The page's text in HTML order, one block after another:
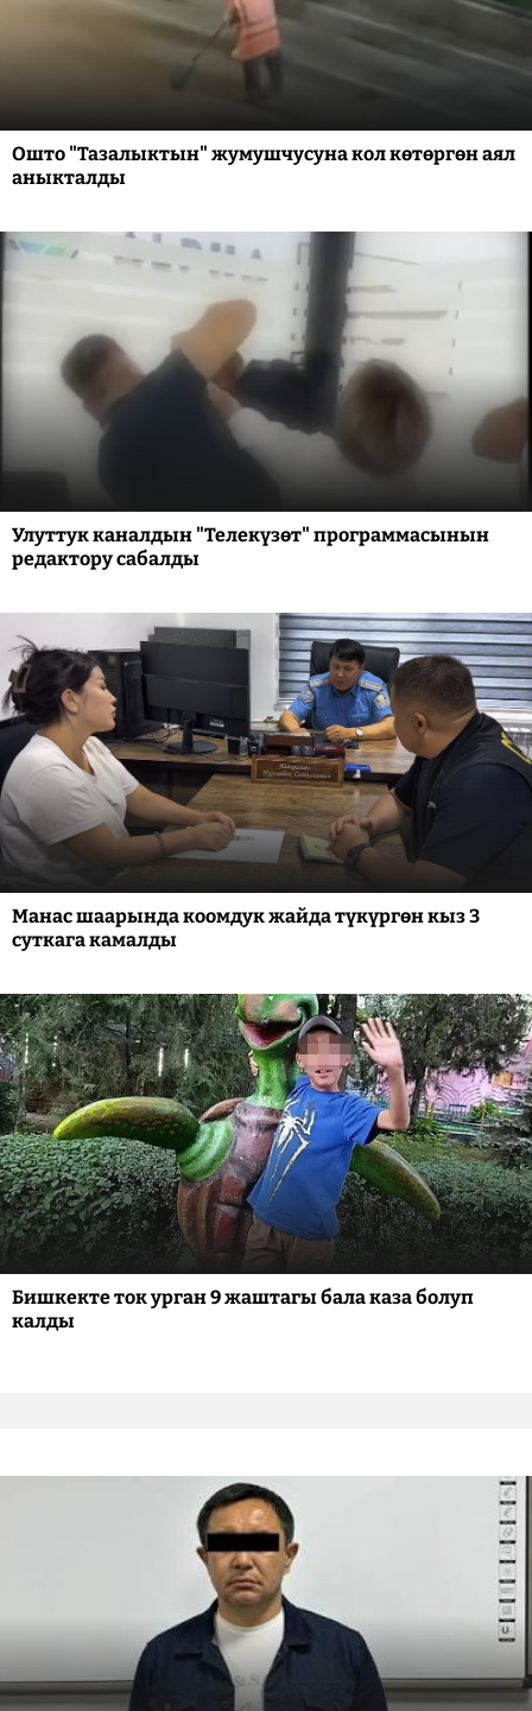
Ошто "Тазалыктын" жумушчусуна кол көтөргөн аял
аныкталды
Улуттук каналдын "Телекүзөт" программасынын
редактору сабалды
Манас шаарында коомдук жайда түкүргөн кыз 3
суткага камалды
Бишкекте ток урган 9 жаштагы бала каза болуп
калды